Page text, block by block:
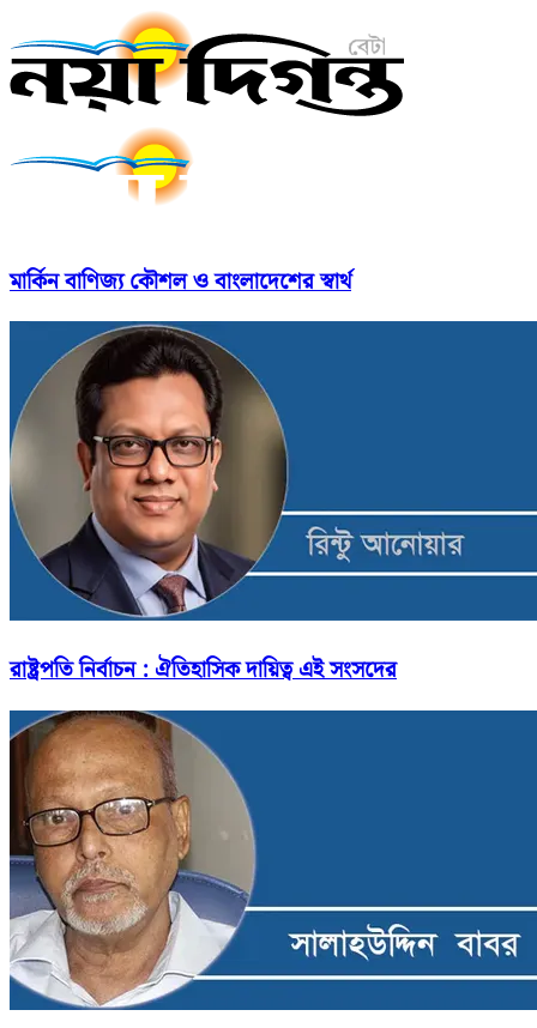
মার্কিন বাণিজ্য কৌশল ও বাংলাদেশের স্বার্থ
রাষ্ট্রপতি নির্বাচন : ঐতিহাসিক দায়িত্ব এই সংসদের